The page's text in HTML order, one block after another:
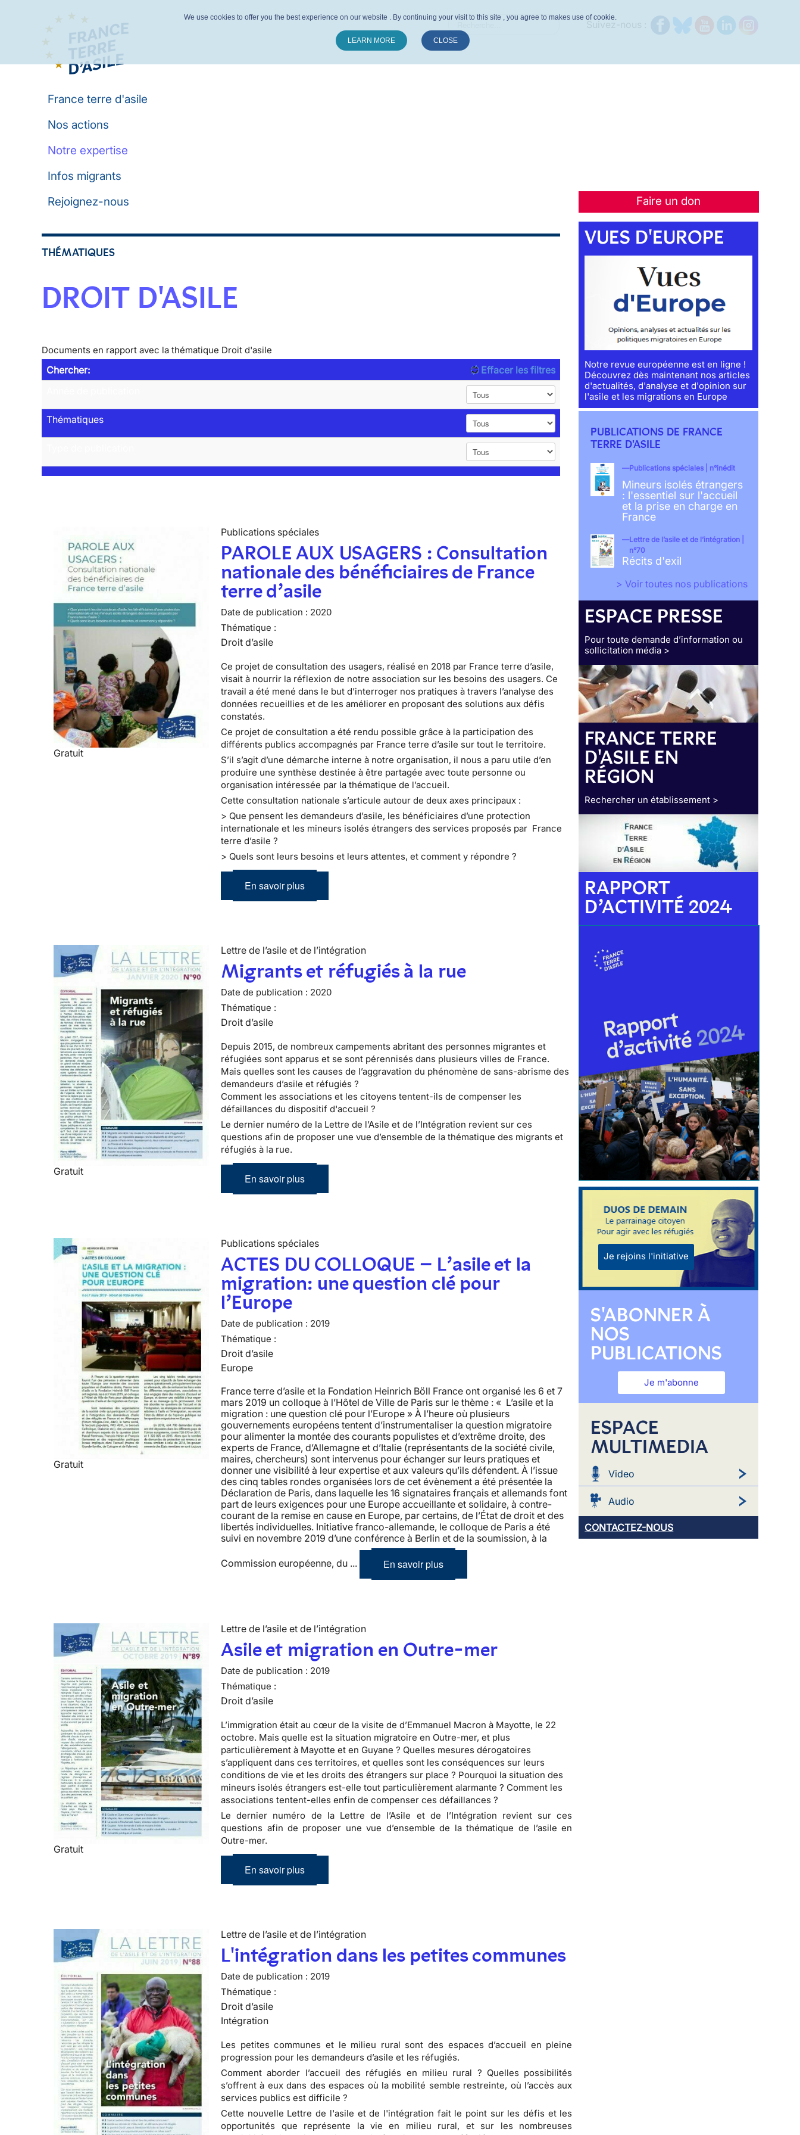
France terre d'asile
Nos actions
Notre expertise
Infos migrants
Faire un don
Rejoignez-nous
THÉMATIQUES
DROIT D'ASILE
Documents en rapport avec la thématique Droit d'asile
Chercher:
Effacer les filtres
Thématiques
Gratuit
Publications spéciales
PAROLE AUX USAGERS : Consultation
nationale des bénéficiaires de France
terre d’asile
Date de publication : 2020
Thématique :
Droit d’asile
Ce projet de consultation des usagers, réalisé en 2018 par France terre d’asile,
visait à nourrir la réflexion de notre association sur les besoins des usagers. Ce
travail a été mené dans le but d’interroger nos pratiques à travers l’analyse des
données recueillies et de les améliorer en proposant des solutions aux défis
constatés.
Ce projet de consultation a été rendu possible grâce à la participation des
différents publics accompagnés par France terre d’asile sur tout le territoire.
S’il s’agit d’une démarche interne à notre organisation, il nous a paru utile d’en
produire une synthèse destinée à être partagée avec toute personne ou
organisation intéressée par la thématique de l’accueil.
Cette consultation nationale s’articule autour de deux axes principaux :
> Que pensent les demandeurs d’asile, les bénéficiaires d’une protection
internationale et les mineurs isolés étrangers des services proposés par France
terre d’asile ?
> Quels sont leurs besoins et leurs attentes, et comment y répondre ?
En savoir plus
Gratuit
Lettre de l’asile et de l’intégration
Migrants et réfugiés à la rue
Date de publication : 2020
Thématique :
Droit d’asile
Depuis 2015, de nombreux campements abritant des personnes migrantes et
réfugiées sont apparus et se sont pérennisés dans plusieurs villes de France.
Mais quelles sont les causes de l’aggravation du phénomène de sans-abrisme des
demandeurs d’asile et réfugiés ?
Comment les associations et les citoyens tentent-ils de compenser les
défaillances du dispositif d'accueil ?
Le dernier numéro de la Lettre de l’Asile et de l’Intégration revient sur ces
questions afin de proposer une vue d’ensemble de la thématique des migrants et
réfugiés à la rue.
En savoir plus
Gratuit
Publications spéciales
ACTES DU COLLOQUE – L’asile et la
migration: une question clé pour
l’Europe
Date de publication : 2019
Thématique :
Droit d’asile
Europe
France terre d’asile et la Fondation Heinrich Böll France ont organisé les 6 et 7
mars 2019 un colloque à l’Hôtel de Ville de Paris sur le thème : « L’asile et la
migration : une question clé pour l’Europe » À l’heure où plusieurs
gouvernements européens tentent d’instrumentaliser la question migratoire
pour alimenter la montée des courants populistes et d’extrême droite, des
experts de France, d’Allemagne et d’Italie (représentants de la société civile,
maires, chercheurs) sont intervenus pour échanger sur leurs pratiques et
donner une visibilité à leur expertise et aux valeurs qu’ils défendent. À l’issue
des cinq tables rondes organisées lors de cet évènement a été présentée la
Déclaration de Paris, dans laquelle les 16 signataires français et allemands font
part de leurs exigences pour une Europe accueillante et solidaire, à contre-
courant de la remise en cause en Europe, par certains, de l’État de droit et des
libertés individuelles. Initiative franco-allemande, le colloque de Paris a été
suivi en novembre 2019 d’une conférence à Berlin et de la soumission, à la
Commission européenne, du ... En savoir plus
Gratuit
Lettre de l’asile et de l’intégration
Asile et migration en Outre-mer
Date de publication : 2019
Thématique :
Droit d’asile
L’immigration était au cœur de la visite de d’Emmanuel Macron à Mayotte, le 22
octobre. Mais quelle est la situation migratoire en Outre-mer, et plus
particulièrement à Mayotte et en Guyane ? Quelles mesures dérogatoires
s’appliquent dans ces territoires, et quelles sont les conséquences sur leurs
conditions de vie et les droits des étrangers sur place ? Pourquoi la situation des
mineurs isolés étrangers est-elle tout particulièrement alarmante ? Comment les
associations tentent-elles enfin de compenser ces défaillances ?
Le dernier numéro de la Lettre de l’Asile et de l’Intégration revient sur ces
questions afin de proposer une vue d’ensemble de la thématique de l’asile en
Outre-mer.
En savoir plus
Lettre de l’asile et de l’intégration
L'intégration dans les petites communes
Date de publication : 2019
Thématique :
Droit d’asile
Intégration
Les petites communes et le milieu rural sont des espaces d’accueil en pleine
progression pour les demandeurs d’asile et les réfugiés.
Comment aborder l’accueil des réfugiés en milieu rural ? Quelles possibilités
s’offrent à eux dans des espaces où la mobilité semble restreinte, où l’accès aux
services publics est difficile ?
Cette nouvelle Lettre de l'asile et de l'intégration fait le point sur les défis et les
opportunités que représente la vie en milieu rural, et sur les nombreuses
VUES D'EUROPE
Notre revue européenne est en ligne !
Découvrez dès maintenant nos articles
d'actualités, d'analyse et d'opinion sur
l'asile et les migrations en Europe
PUBLICATIONS DE FRANCE
TERRE D'ASILE
Publications spéciales | n°inédit
Mineurs isolés étrangers
: l'essentiel sur l'accueil
et la prise en charge en
France
Lettre de l’asile et de l’intégration |
n°70
Récits d'exil
> Voir toutes nos publications
ESPACE PRESSE
Pour toute demande d’information ou
sollicitation média >
FRANCE TERRE
D'ASILE EN
RÉGION
Rechercher un établissement >
RAPPORT
D’ACTIVITÉ 2024
Je rejoins l'initiative
S'ABONNER À
NOS
PUBLICATIONS
Je m'abonne
ESPACE
MULTIMEDIA
Video
Audio
CONTACTEZ-NOUS
We use cookies to offer you the best experience on our website . By continuing your visit to this site , you agree to makes use of cookie.
LEARN MORE CLOSE